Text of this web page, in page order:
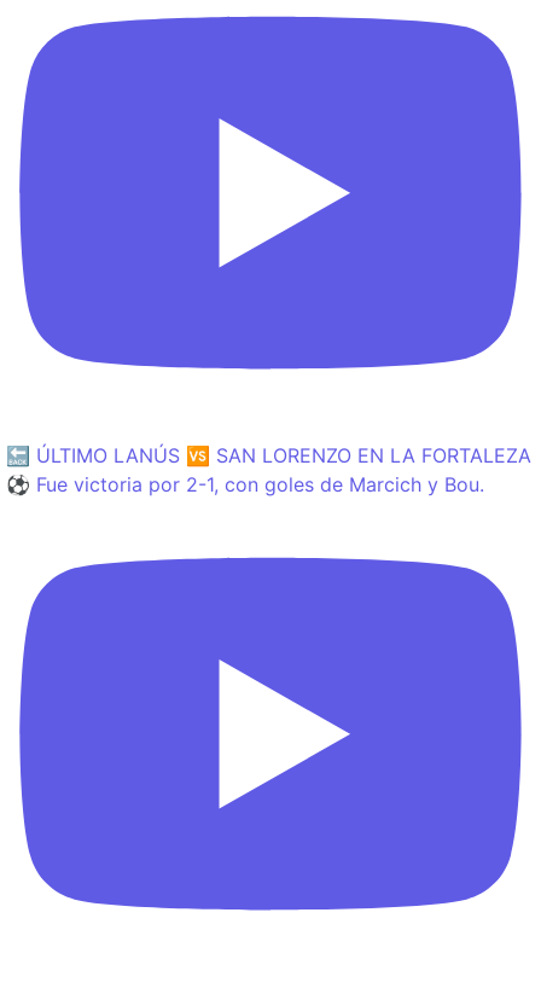
🔙 ÚLTIMO LANÚS 🆚 SAN LORENZO EN LA FORTALEZA
⚽️ Fue victoria por 2-1, con goles de Marcich y Bou.